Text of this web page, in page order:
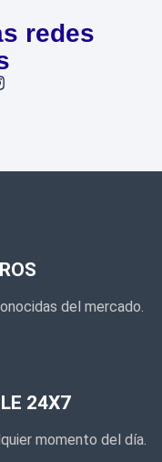
redes
del mercado.
24X7
momento del día.